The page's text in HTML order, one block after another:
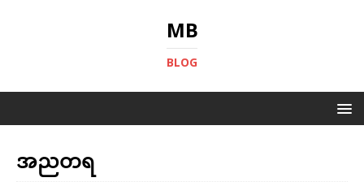
MB
BLOG
အညတရ